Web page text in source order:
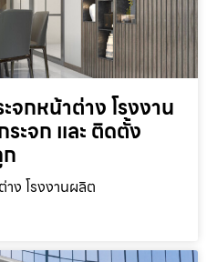
จกหน้าต่าง โรงงาน
ะจก และ ติดตั้ง
ง โรงงานผลิต